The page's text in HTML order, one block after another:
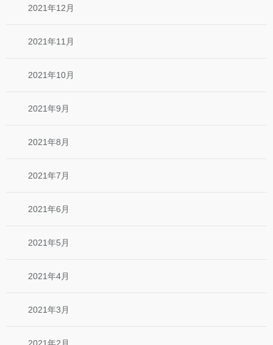
2021年12月
2021年11月
2021年10月
2021年9月
2021年8月
2021年7月
2021年6月
2021年5月
2021年4月
2021年3月